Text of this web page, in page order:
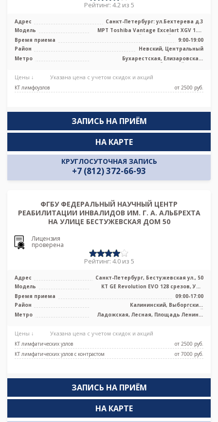
Рейтинг: 4.2 из 5
Адрес
Санкт-Петербург: ул.Бехтерева д.3
Модель
МРТ Toshiba Vantage Excelart XGV 1.5T
высокопольный закрытый тип, КТ P ...
Время приема
9:00-19:00
Район
Невский, Центральный
Метро
Бухарестская, Елизаровская,
Ломоносовская, Обводный канал,
Пролетарская, Боровая, Каретная
Цены ↓ Указана цена с учетом скидок и акций
КТ лимфоузлов от 2500 pуб.
ЗАПИСЬ НА ПРИЁМ
КРУГЛОСУТОЧНАЯ ЗАПИСЬ
+7 (812) 372-66-93
НА КАРТЕ
ФГБУ ФЕДЕРАЛЬНЫЙ НАУЧНЫЙ ЦЕНТР
РЕАБИЛИТАЦИИ ИНВАЛИДОВ ИМ. Г. А. АЛЬБРЕХТА
НА УЛИЦЕ БЕСТУЖЕВСКАЯ ДОМ 50
Лицензия
проверена
Рейтинг: 4.0 из 5
Адрес
Санкт-Петербург, Бестужевская ул., 50
Модель
КТ GE Revolution EVO 128 срезов, УЗИ
экспертного класса
Время приема
09:00-17:00
Район
Калининский, Выборгский,
Красногвардейский
Метро
Ладожская, Лесная, Площадь Ленина,
Цены ↓ Указана цена с учетом скидок и акций
КТ лимфатических узлов
от 2500 pуб.
КТ лимфатических узлов с контрастом
от 7000 pуб.
ЗАПИСЬ НА ПРИЁМ
НА КАРТЕ